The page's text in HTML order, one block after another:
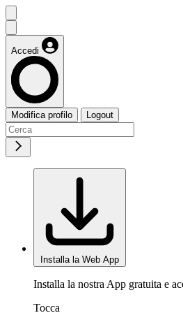
Accedi
Modifica profilo Logout
Installa la Web App
Installa la nostra App gratuita e
Tocca